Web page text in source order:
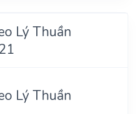
Lý Thuần
Lý Thuần